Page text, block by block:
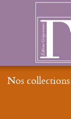
Nos collections